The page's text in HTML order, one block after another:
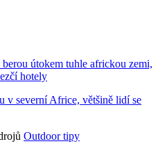
útokem tuhle africkou zemi,
hotely
v severní Africe, většině lidí se
Outdoor tipy